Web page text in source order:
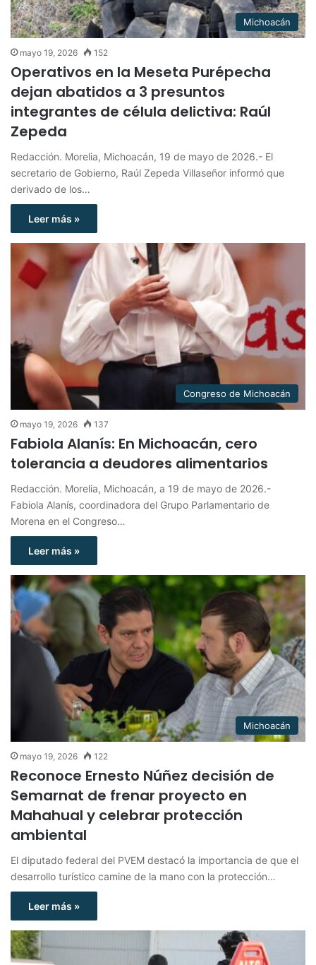
Michoacán
mayo 19, 2026 152
Operativos en la Meseta Purépecha
dejan abatidos a 3 presuntos
integrantes de célula delictiva: Raúl
Zepeda
Redacción. Morelia, Michoacán, 19 de mayo de 2026.- El
secretario de Gobierno, Raúl Zepeda Villaseñor informó que
derivado de los…
Leer más »
Congreso de Michoacán
mayo 19, 2026 137
Fabiola Alanís: En Michoacán, cero
tolerancia a deudores alimentarios
Redacción. Morelia, Michoacán, a 19 de mayo de 2026.-
Fabiola Alanís, coordinadora del Grupo Parlamentario de
Morena en el Congreso…
Leer más »
Michoacán
mayo 19, 2026 122
Reconoce Ernesto Núñez decisión de
Semarnat de frenar proyecto en
Mahahual y celebrar protección
ambiental
El diputado federal del PVEM destacó la importancia de que el
desarrollo turístico camine de la mano con la protección…
Leer más »